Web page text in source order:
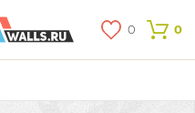
0 0